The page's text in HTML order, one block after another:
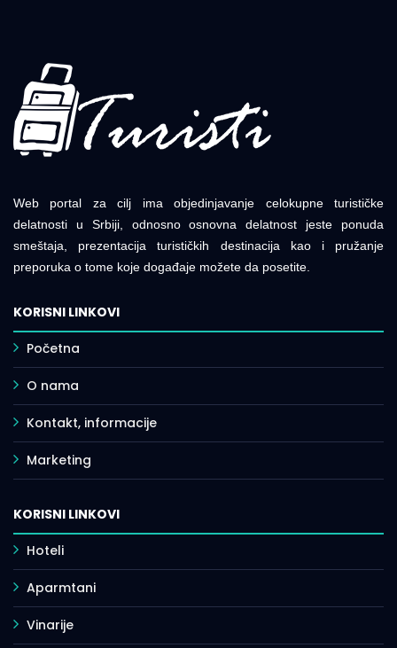
Web portal za cilj ima objedinjavanje celokupne turističke
delatnosti u Srbiji, odnosno osnovna delatnost jeste ponuda
smeštaja, prezentacija turističkih destinacija kao i pružanje
preporuka o tome koje događaje možete da posetite.
KORISNI LINKOVI
Početna
O nama
Kontakt, informacije
Marketing
KORISNI LINKOVI
Hoteli
Aparmtani
Vinarije